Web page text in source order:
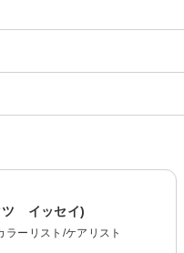
イッセイ)
ラーリスト/ケアリスト